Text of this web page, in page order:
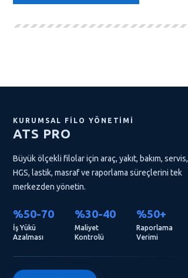
KURUMSAL FILO YÖNETIMI
ATS PRO
Büyük ölçekli filolar için araç, yakıt, bakım, servis,
HGS, lastik, masraf ve raporlama süreçlerini tek
merkezden yönetin.
%50-70
İş Yükü
Azalması
%30-40
Maliyet
Kontrolü
%50+
Raporlama
Verimi